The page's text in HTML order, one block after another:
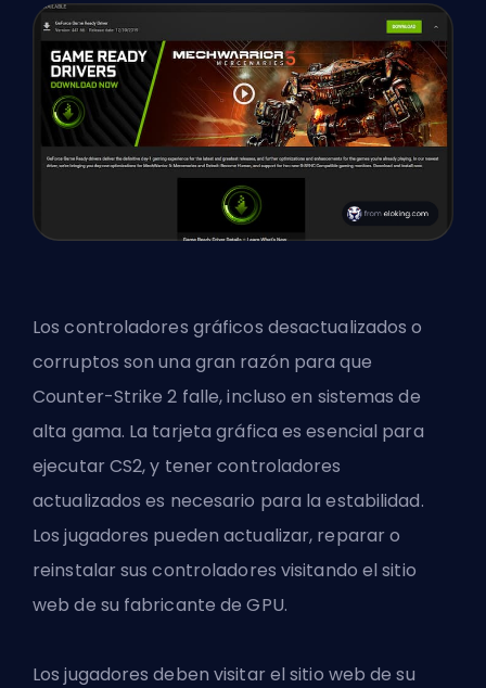
Los controladores gráficos desactualizados o
corruptos son una gran razón para que
Counter-Strike 2 falle, incluso en sistemas de
alta gama. La tarjeta gráfica es esencial para
ejecutar CS2, y tener controladores
actualizados es necesario para la estabilidad.
Los jugadores pueden actualizar, reparar o
reinstalar sus controladores visitando el sitio
web de su fabricante de GPU.
Los jugadores deben visitar el sitio web de su